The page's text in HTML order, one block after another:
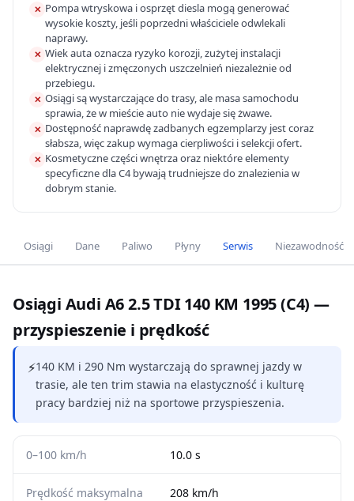
✕ Pompa wtryskowa i osprzęt diesla mogą generować
wysokie koszty, jeśli poprzedni właściciele odwlekali
naprawy.
✕ Wiek auta oznacza ryzyko korozji, zużytej instalacji
elektrycznej i zmęczonych uszczelnień niezależnie od
przebiegu.
✕ Osiągi są wystarczające do trasy, ale masa samochodu
sprawia, że w mieście auto nie wydaje się żwawe.
✕ Dostępność naprawdę zadbanych egzemplarzy jest coraz
słabsza, więc zakup wymaga cierpliwości i selekcji ofert.
✕ Kosmetyczne części wnętrza oraz niektóre elementy
specyficzne dla C4 bywają trudniejsze do znalezienia w
dobrym stanie.
Osiągi Dane Paliwo Płyny Serwis Niezawodność
Osiągi Audi A6 2.5 TDI 140 KM 1995 (C4) —
przyspieszenie i prędkość
⚡140 KM i 290 Nm wystarczają do sprawnej jazdy w
trasie, ale ten trim stawia na elastyczność i kulturę
pracy bardziej niż na sportowe przyspieszenia.
0–100 km/h 10.0 s
Prędkość maksymalna 208 km/h